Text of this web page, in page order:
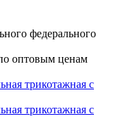
федерального
оптовым ценам